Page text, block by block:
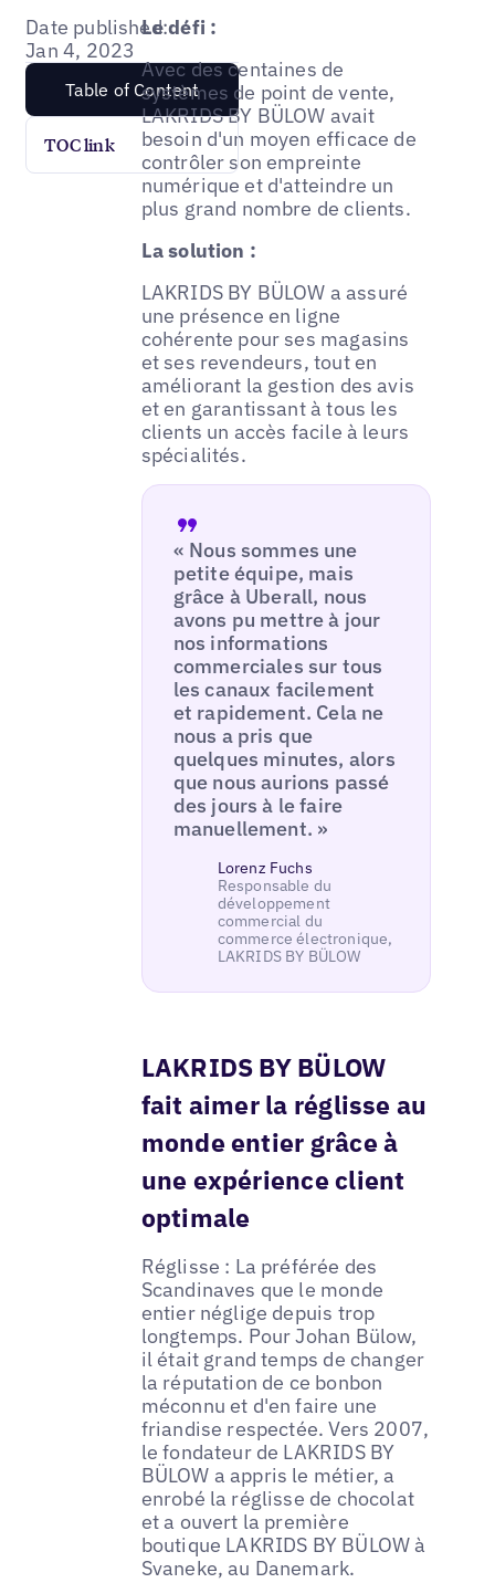
Date published:
Jan 4, 2023
Table of Content
TOC link
Le défi :
Avec des centaines de
systèmes de point de vente,
LAKRIDS BY BÜLOW avait
besoin d'un moyen efficace de
contrôler son empreinte
numérique et d'atteindre un
plus grand nombre de clients.
La solution :
LAKRIDS BY BÜLOW a assuré
une présence en ligne
cohérente pour ses magasins
et ses revendeurs, tout en
améliorant la gestion des avis
et en garantissant à tous les
clients un accès facile à leurs
spécialités.
« Nous sommes une
petite équipe, mais
grâce à Uberall, nous
avons pu mettre à jour
nos informations
commerciales sur tous
les canaux facilement
et rapidement. Cela ne
nous a pris que
quelques minutes, alors
que nous aurions passé
des jours à le faire
manuellement. »
Lorenz Fuchs
Responsable du
développement
commercial du
commerce électronique,
LAKRIDS BY BÜLOW
LAKRIDS BY BÜLOW
fait aimer la réglisse au
monde entier grâce à
une expérience client
optimale
Réglisse : La préférée des
Scandinaves que le monde
entier néglige depuis trop
longtemps. Pour Johan Bülow,
il était grand temps de changer
la réputation de ce bonbon
méconnu et d'en faire une
friandise respectée. Vers 2007,
le fondateur de LAKRIDS BY
BÜLOW a appris le métier, a
enrobé la réglisse de chocolat
et a ouvert la première
boutique LAKRIDS BY BÜLOW à
Svaneke, au Danemark.